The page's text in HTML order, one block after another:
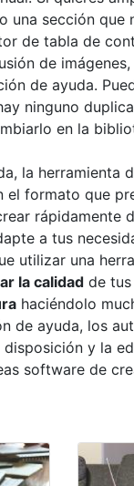
sección que
de tabla de
de
de ayuda.
ninguno
en la
la herramienta
formato que
rápidamente
a tus
utilizar una
la calidad de tus
haciéndolo
de ayuda, los
y la
software de